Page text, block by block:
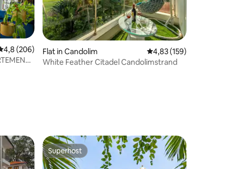
beoordeling van 4,8 op 5, 206 recensies
4,8 (206)
Flat in Candolim Gemiddelde
4,83 (159)
White Feather Citadel Candolimstrand
Superhost
Superhost